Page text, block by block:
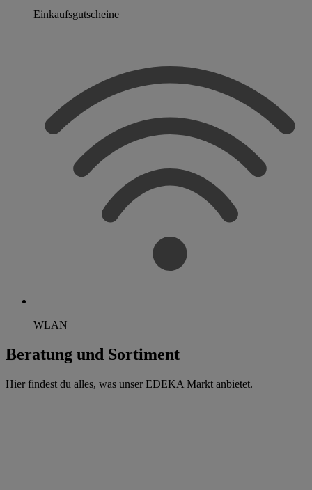
Einkaufsgutscheine
WLAN
Beratung und Sortiment
Hier findest du alles, was unser EDEKA Markt anbietet.